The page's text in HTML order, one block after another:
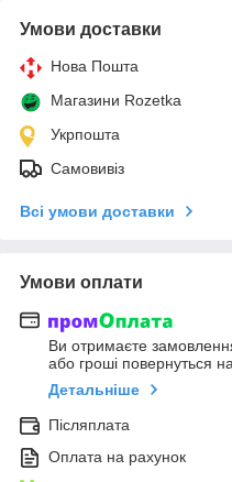
Умови доставки
Нова Пошта
Магазини Rozetka
Укрпошта
Самовивіз
Всі умови доставки
Умови оплати
Ви отримаєте
або гроші повернуться
Детальніше
Післяплата
Оплата на рахунок